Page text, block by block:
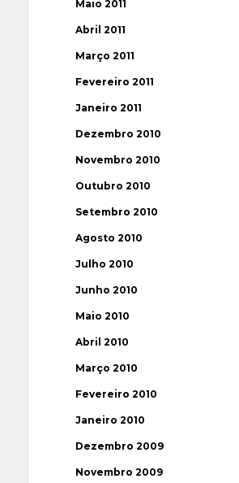
Maio 2011
Abril 2011
Março 2011
Fevereiro 2011
Janeiro 2011
Dezembro 2010
Novembro 2010
Outubro 2010
Setembro 2010
Agosto 2010
Julho 2010
Junho 2010
Maio 2010
Abril 2010
Março 2010
Fevereiro 2010
Janeiro 2010
Dezembro 2009
Novembro 2009